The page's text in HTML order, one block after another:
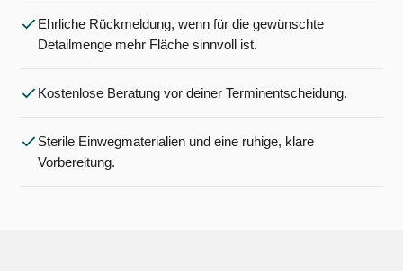
Ehrliche Rückmeldung, wenn für die gewünschte
Detailmenge mehr Fläche sinnvoll ist.
Kostenlose Beratung vor deiner Terminentscheidung.
Sterile Einwegmaterialien und eine ruhige, klare
Vorbereitung.